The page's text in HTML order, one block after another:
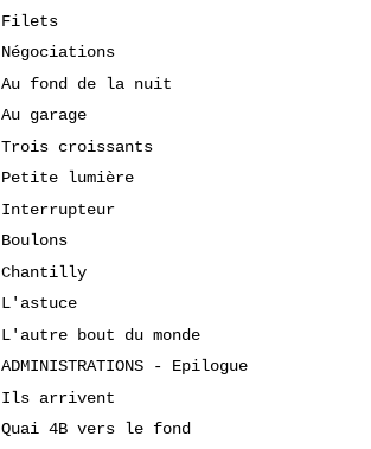
Filets
Négociations
Au fond de la nuit
Au garage
Trois croissants
Petite lumière
Interrupteur
Boulons
Chantilly
L'astuce
L'autre bout du monde
ADMINISTRATIONS - Epilogue
Ils arrivent
Quai 4B vers le fond